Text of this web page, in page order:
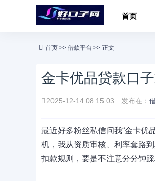
首页
首页 >> 借款平台 >> 正文
金卡优品贷款口
2025-12-14 08:15:03 发布在：
最近好多粉丝私信问我“金卡优
机，我从资质审核、利率套路
扣款规则，要是不注意分分钟